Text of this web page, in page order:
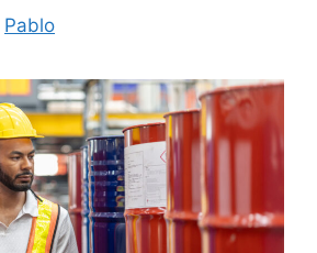
Pablo